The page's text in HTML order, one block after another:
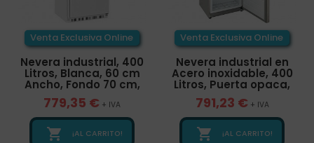
Venta Exclusiva Online
Nevera industrial, 400
Litros, Blanca, 60 cm
Ancho, Fondo 70 cm,
779,35 € + IVA
 ¡AL CARRITO!
Venta Exclusiva Online
Nevera industrial en
Acero inoxidable, 400
Litros, Puerta opaca,
791,23 € + IVA
 ¡AL CARRITO!